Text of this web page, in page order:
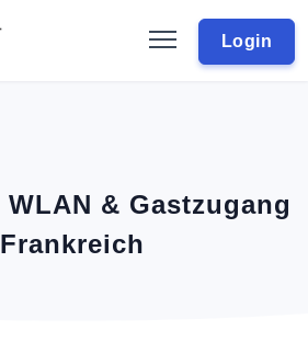
Login
& Gastzugang